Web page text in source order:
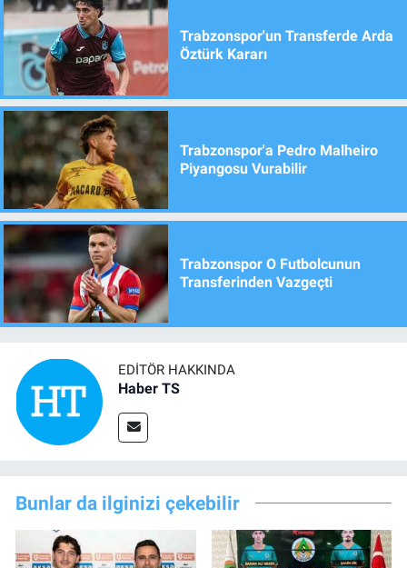
Trabzonspor'un Transferde Arda
Öztürk Kararı
Trabzonspor'a Pedro Malheiro
Piyangosu Vurabilir
Trabzonspor O Futbolcunun
Transferinden Vazgeçti
EDITÖR HAKKINDA
Haber TS
Bunlar da ilginizi çekebilir